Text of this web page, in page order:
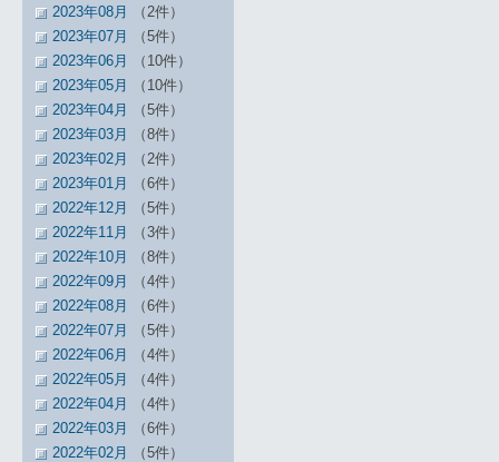
2023年08月
（2件）
2023年07月
（5件）
2023年06月
（10件）
2023年05月
（10件）
2023年04月
（5件）
2023年03月
（8件）
2023年02月
（2件）
2023年01月
（6件）
2022年12月
（5件）
2022年11月
（3件）
2022年10月
（8件）
2022年09月
（4件）
2022年08月
（6件）
2022年07月
（5件）
2022年06月
（4件）
2022年05月
（4件）
2022年04月
（4件）
2022年03月
（6件）
2022年02月
（5件）